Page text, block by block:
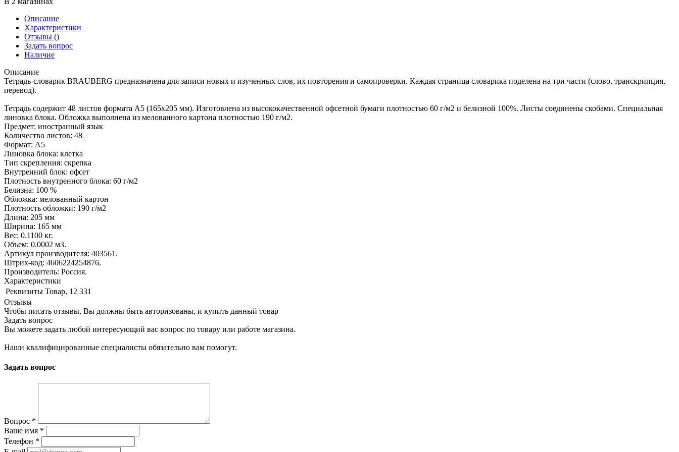
Описание
Характеристики
Отзывы ()
Задать вопрос
Наличие
Описание
Тетрадь-словарик BRAUBERG предназначена для записи новых и изученных слов, их повторения и самопроверки. Каждая страница словарика поделена на три части (слово, транскрипция,
перевод).
Тетрадь содержит 48 листов формата А5 (165х205 мм). Изготовлена из высококачественной офсетной бумаги плотностью 60 г/м2 и белизной 100%. Листы соединены скобами. Специальная
линовка блока. Обложка выполнена из мелованного картона плотностью 190 г/м2.
Предмет: иностранный язык
Количество листов: 48
Формат: А5
Линовка блока: клетка
Тип скрепления: скрепка
Внутренний блок: офсет
Плотность внутренного блока: 60 г/м2
Белизна: 100 %
Обложка: мелованный картон
Плотность обложки: 190 г/м2
Длина: 205 мм
Ширина: 165 мм
Вес: 0.1100 кг.
Объем: 0.0002 м3.
Артикул производителя: 403561.
Штрих-код: 4606224254876.
Производитель: Россия.
Характеристики
Реквизиты Товар, 12 331
Отзывы
Чтобы писать отзывы, Вы должны быть авторизованы, и купить данный товар
Задать вопрос
Вы можете задать любой интересующий вас вопрос по товару или работе магазина.
Наши квалифицированные специалисты обязательно вам помогут.
Задать вопрос
Вопрос *
Ваше имя *
Телефон *